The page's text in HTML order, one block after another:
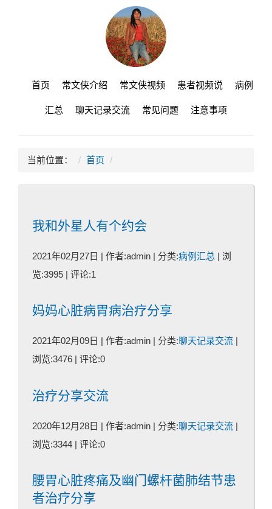
首页 常文侠介绍 常文侠视频 患者视频说 病例
汇总 聊天记录交流 常见问题 注意事项
当前位置： 首页
我和外星人有个约会
2021年02月27日 | 作者:admin | 分类:病例汇总 | 浏
览:3995 | 评论:1
妈妈心脏病胃病治疗分享
2021年02月09日 | 作者:admin | 分类:聊天记录交流|
浏览:3476 | 评论:0
治疗分享交流
2020年12月28日 | 作者:admin | 分类:聊天记录交流|
浏览:3344 | 评论:0
腰胃心脏疼痛及幽门螺杆菌肺结节患
者治疗分享